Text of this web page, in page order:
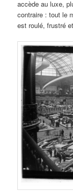
accède au luxe,
contraire : tout le
est roulé, frustré